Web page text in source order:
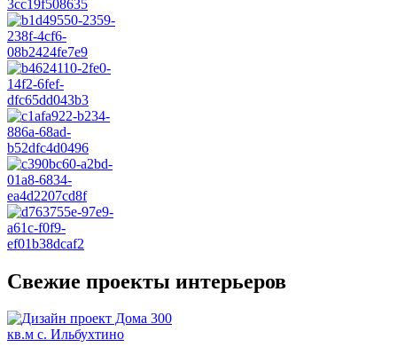
Свежие проекты интерьеров